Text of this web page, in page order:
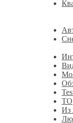
ТО
Из